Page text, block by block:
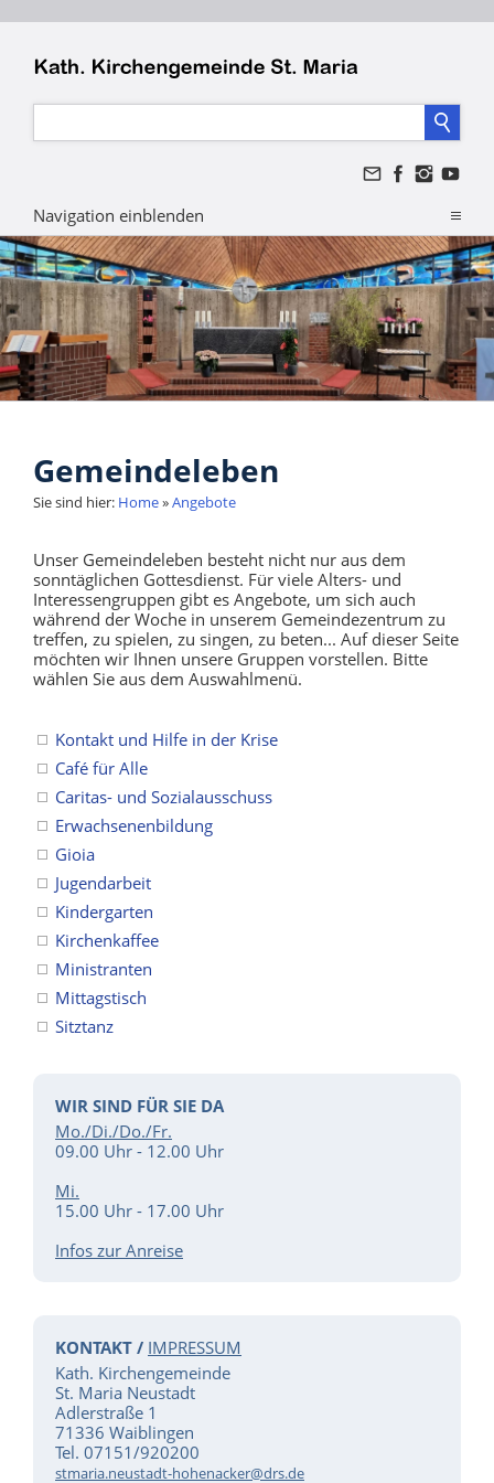
Navigation einblenden
Gemeindeleben
Sie sind hier: Home»Angebote
Unser Gemeindeleben besteht nicht nur aus dem
sonntäglichen Gottesdienst. Für viele Alters- und
Interessengruppen gibt es Angebote, um sich auch
während der Woche in unserem Gemeindezentrum zu
treffen, zu spielen, zu singen, zu beten... Auf dieser Seite
möchten wir Ihnen unsere Gruppen vorstellen. Bitte
wählen Sie aus dem Auswahlmenü.
Kontakt und Hilfe in der Krise
Café für Alle
Caritas- und Sozialausschuss
Erwachsenenbildung
Gioia
Jugendarbeit
Kindergarten
Kirchenkaffee
Ministranten
Mittagstisch
Sitztanz
WIR SIND FÜR SIE DA
Mo./Di./Do./Fr.
09.00 Uhr - 12.00 Uhr
Mi.
15.00 Uhr - 17.00 Uhr
Infos zur Anreise
KONTAKT / IMPRESSUM
Kath. Kirchengemeinde
St. Maria Neustadt
Adlerstraße 1
71336 Waiblingen
Tel. 07151/920200
stmaria.neustadt-hohenacker@drs.de